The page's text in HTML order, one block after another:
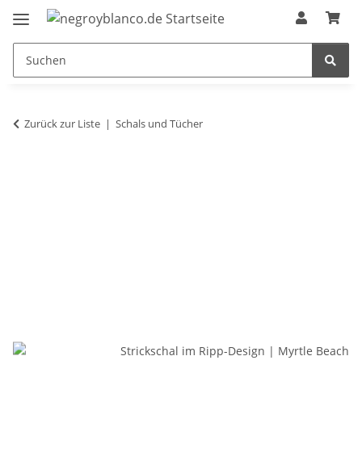
Zurück zur Liste Schals und Tücher